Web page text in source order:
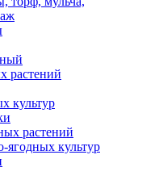
растений
культур
растений
ягодных культур